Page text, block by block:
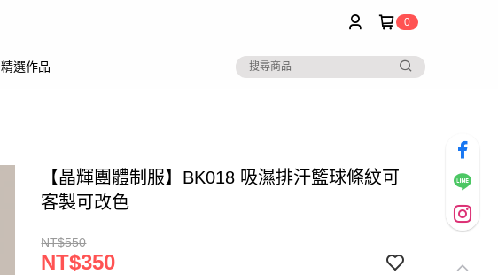
0
精選作品
【晶輝團體制服】BK018 吸濕排汗籃球條紋可
客製可改色
NT$550
NT$350